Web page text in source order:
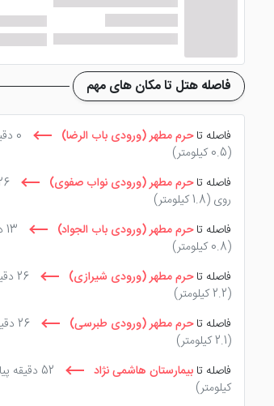
فاصله هتل تا مکان های مهم
فاصله تاحرم مطهر (ورودی باب الرضا)
0 دقیقه پیاده روی
(0.5 کیلومتر)
فاصله تاحرم مطهر (ورودی نواب صفوی)
روی (1.8 کیلومتر)
فاصله تاحرم مطهر (ورودی باب الجواد)
13 دقیقه پیاده روی
(0.8 کیلومتر)
فاصله تاحرم مطهر (ورودی شیرازی)
26 دقیقه پیاده روی
(2.2 کیلومتر)
فاصله تاحرم مطهر (ورودی طبرسی)
26 دقیقه پیاده روی
(2.1 کیلومتر)
فاصله تا بیمارستان هاشمی نژاد 52 دقیقه پیاده روی
کیلومتر)